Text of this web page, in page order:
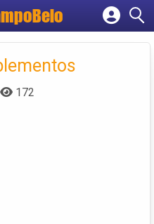
empresa
conta
172